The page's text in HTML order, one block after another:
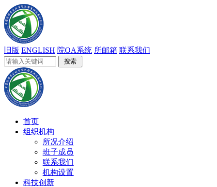
旧版 ENGLISH 院OA系统 所邮箱 联系我们
首页
组织机构
所况介绍
班子成员
联系我们
机构设置
科技创新